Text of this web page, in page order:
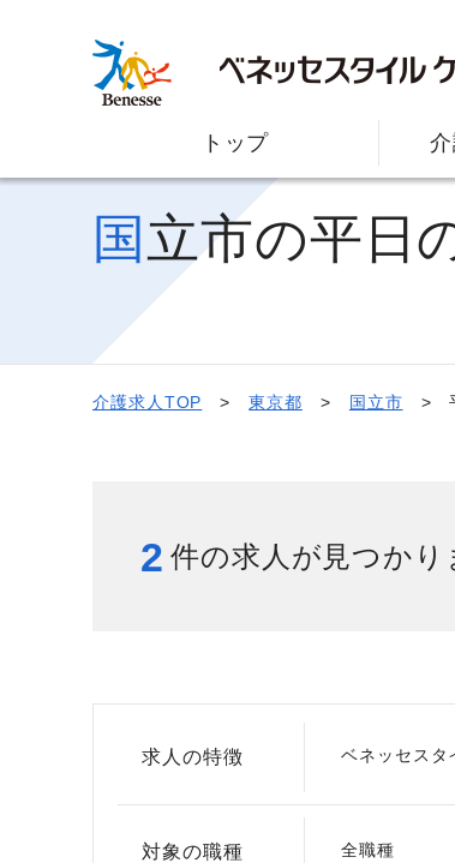
トップ
給与制度
スタッフインタビュー
国立市の平
介護求人TOP 東京都 国立市
2 件の求人が見つかり
求人の特徴 ベネッセスタ
対象の職種
全職種